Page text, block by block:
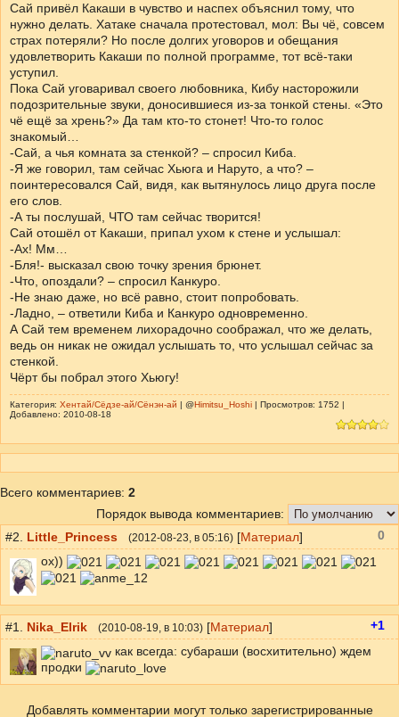
Сай привёл Какаши в чувство и наспех объяснил тому, что
нужно делать. Хатаке сначала протестовал, мол: Вы чё, совсем
страх потеряли? Но после долгих уговоров и обещания
удовлетворить Какаши по полной программе, тот всё-таки
уступил.
Пока Сай уговаривал своего любовника, Кибу насторожили
подозрительные звуки, доносившиеся из-за тонкой стены. «Это
чё ещё за хрень?» Да там кто-то стонет! Что-то голос
знакомый…
-Сай, а чья комната за стенкой? – спросил Киба.
-Я же говорил, там сейчас Хьюга и Наруто, а что? –
поинтересовался Сай, видя, как вытянулось лицо друга после
его слов.
-А ты послушай, ЧТО там сейчас творится!
Сай отошёл от Какаши, припал ухом к стене и услышал:
-Ах! Мм…
-Бля!- высказал свою точку зрения брюнет.
-Что, опоздали? – спросил Канкуро.
-Не знаю даже, но всё равно, стоит попробовать.
-Ладно, – ответили Киба и Канкуро одновременно.
А Сай тем временем лихорадочно соображал, что же делать,
ведь он никак не ожидал услышать то, что услышал сейчас за
стенкой.
Чёрт бы побрал этого Хьюгу!
Категория: Хентай/Сёдзе-ай/Сёнэн-ай | @Himitsu_Hoshi | Просмотров: 1752 |
Добавлено: 2010-08-18
Всего комментариев: 2
Порядок вывода комментариев:
#2. Little_Princess (2012-08-23 , в 05:16) [Материал]
ох))
0
#1. Nika_Elrik (2010-08-19 , в 10:03) [Материал]
как всегда: субараши (восхитительно) ждем
продки
+1
Добавлять комментарии могут только зарегистрированные